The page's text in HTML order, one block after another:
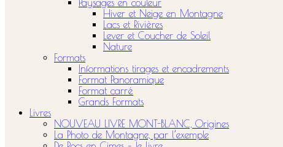
Paysages en couleur
Hiver et Neige en Montagne
Lacs et Rivières
Lever et Coucher de Soleil
Nature
Formats
Informations tirages et encadrements
Format Panoramique
Format carré
Grands Formats
Livres
NOUVEAU LIVRE MONT-BLANC, Origines
La Photo de Montagne, par l’exemple